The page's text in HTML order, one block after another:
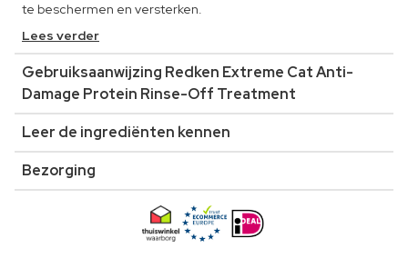
te beschermen en versterken.
Lees verder
Gebruiksaanwijzing Redken Extreme Cat Anti-
Damage Protein Rinse-Off Treatment
Leer de ingrediënten kennen
Bezorging